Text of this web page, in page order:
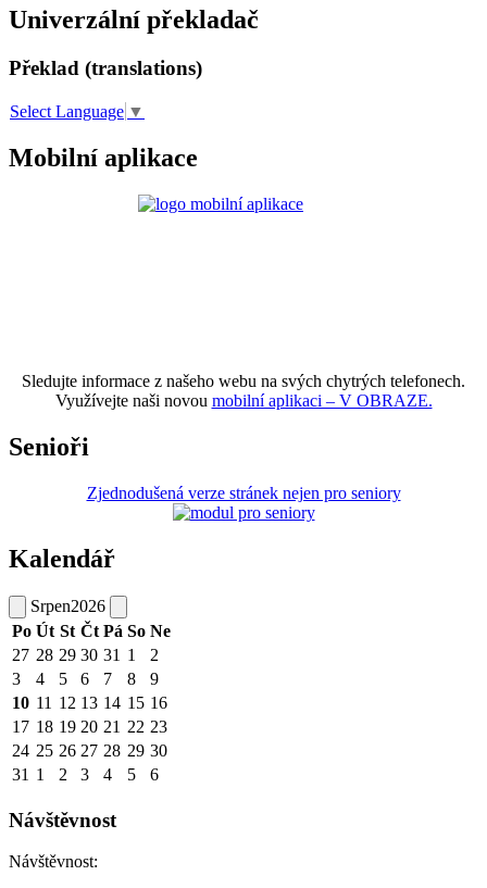
Univerzální překladač
Překlad (translations)
Select Language ▼
Mobilní aplikace
Sledujte informace z našeho webu na svých chytrých telefonech.
Využívejte naši novou mobilní aplikaci – V OBRAZE.
Senioři
Zjednodušená verze stránek nejen pro seniory
Kalendář
Srpen2026
Po Út St Čt Pá So Ne
27 28 29 30 31 1
2
3
4 5 6 7 8
9
10 11 12 13 14 15 16
17 18 19 20 21 22 23
24 25 26 27 28 29 30
31 1 2 3 4 5 6
Návštěvnost
Návštěvnost: